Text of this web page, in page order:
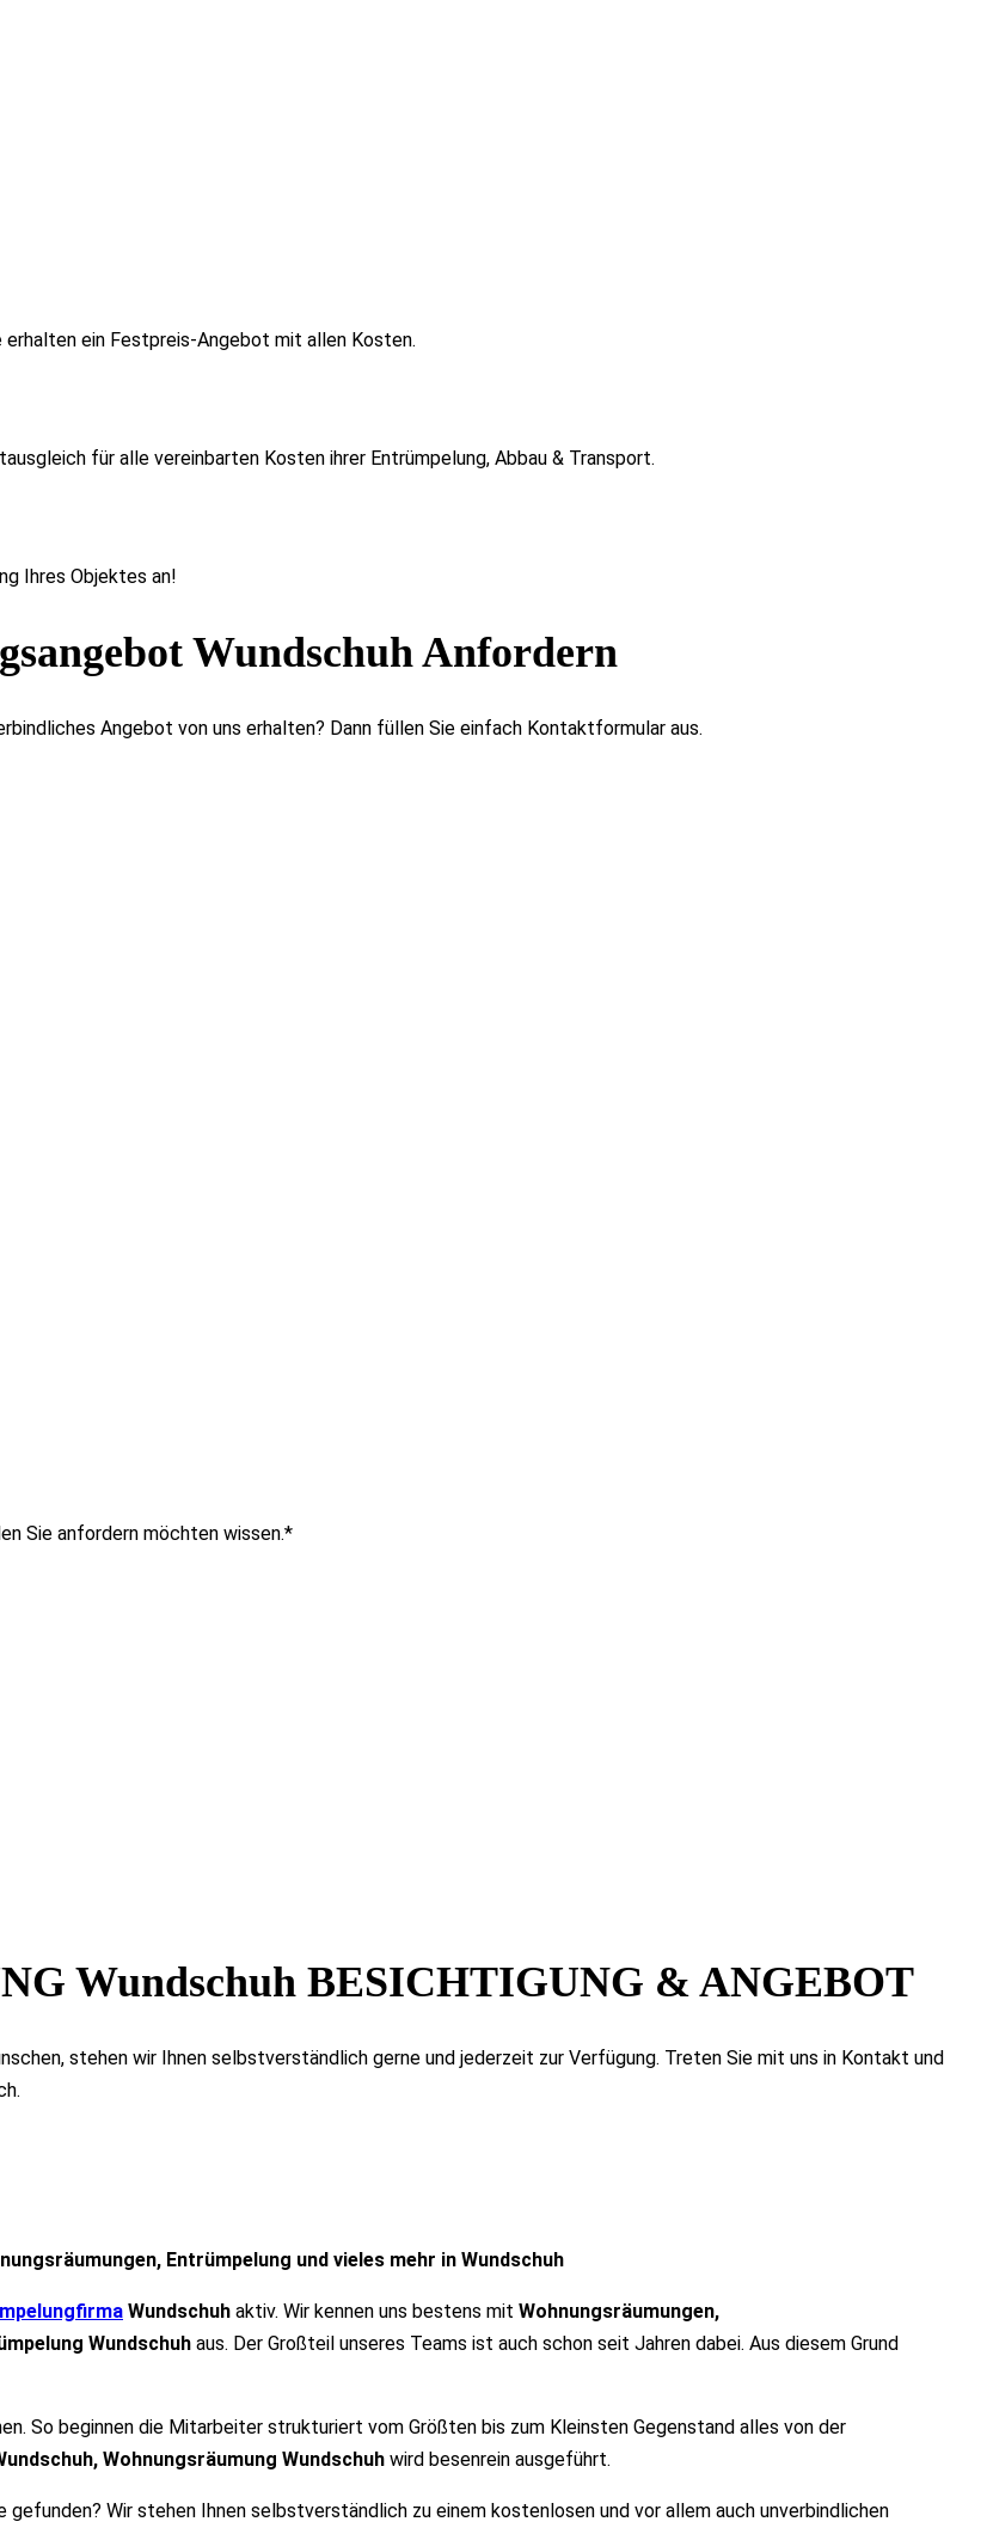
ein Festpreis-Angebot mit allen Kosten.
für alle vereinbarten Kosten ihrer Entrümpelung, Abbau & Transport.
Ihres Objektes an!
Wundschuh Anfordern
Angebot von uns erhalten? Dann füllen Sie einfach Kontaktformular aus.
Sie anfordern möchten wissen.*
Wundschuh BESICHTIGUNG & ANGEBOT
stehen wir Ihnen selbstverständlich gerne und jederzeit zur Verfügung. Treten Sie mit uns in Kontakt und
Entrümpelung und vieles mehr in Wundschuh
Wundschuh aktiv. Wir kennen uns bestens mit Wohnungsräumungen,
Wundschuh aus. Der Großteil unseres Teams ist auch schon seit Jahren dabei. Aus diesem Grund
So beginnen die Mitarbeiter strukturiert vom Größten bis zum Kleinsten Gegenstand alles von der
Wohnungsräumung Wundschuh wird besenrein ausgeführt.
Wir stehen Ihnen selbstverständlich zu einem kostenlosen und vor allem auch unverbindlichen